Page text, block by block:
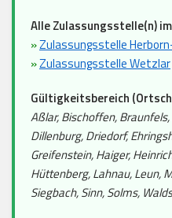
Alle Zulassungsstelle(n)
»Zulassungsstelle
»Zulassungsstelle Wetzlar
Gültigkeitsbereich
Aßlar, Bischoffen,
Dillenburg, Driedorf,
Greifenstein, Haiger,
Hüttenberg, Lahnau, Leun,
Siegbach, Sinn, Solms,